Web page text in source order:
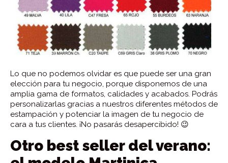
Lo que no podemos olvidar es que puede ser una gran
elección para tu negocio, porque disponemos de una
amplia gama de formatos, calidades y acabados. Podrás
personalizarlas gracias a nuestros diferentes métodos de
estampación y potenciar la imagen de tu negocio de
cara a tus clientes. ¡No pasarás desapercibido! 😉
Otro best seller del verano: